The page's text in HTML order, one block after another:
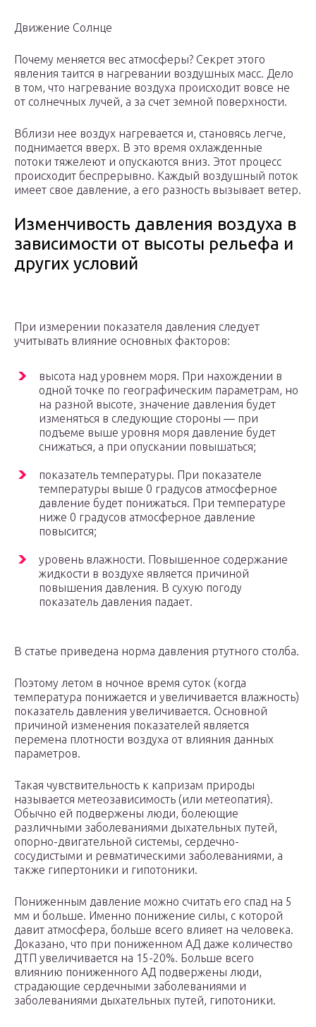
Движение Солнце
Почему меняется вес атмосферы? Секрет этого
явления таится в нагревании воздушных масс. Дело
в том, что нагревание воздуха происходит вовсе не
от солнечных лучей, а за счет земной поверхности.
Вблизи нее воздух нагревается и, становясь легче,
поднимается вверх. В это время охлажденные
потоки тяжелеют и опускаются вниз. Этот процесс
происходит беспрерывно. Каждый воздушный поток
имеет свое давление, а его разность вызывает ветер.
Изменчивость давления воздуха в
зависимости от высоты рельефа и
других условий
При измерении показателя давления следует
учитывать влияние основных факторов:
высота над уровнем моря. При нахождении в
одной точке по географическим параметрам, но
на разной высоте, значение давления будет
изменяться в следующие стороны — при
подъеме выше уровня моря давление будет
снижаться, а при опускании повышаться;
показатель температуры. При показателе
температуры выше 0 градусов атмосферное
давление будет понижаться. При температуре
ниже 0 градусов атмосферное давление
повысится;
уровень влажности. Повышенное содержание
жидкости в воздухе является причиной
повышения давления. В сухую погоду
показатель давления падает.
В статье приведена норма давления ртутного столба.
Поэтому летом в ночное время суток (когда
температура понижается и увеличивается влажность)
показатель давления увеличивается. Основной
причиной изменения показателей является
перемена плотности воздуха от влияния данных
параметров.
Такая чувствительность к капризам природы
называется метеозависимость (или метеопатия).
Обычно ей подвержены люди, болеющие
различными заболеваниями дыхательных путей,
опорно-двигательной системы, сердечно-
сосудистыми и ревматическими заболеваниями, а
также гипертоники и гипотоники.
Пониженным давление можно считать его спад на 5
мм и больше. Именно понижение силы, с которой
давит атмосфера, больше всего влияет на человека.
Доказано, что при пониженном АД даже количество
ДТП увеличивается на 15-20%. Больше всего
влиянию пониженного АД подвержены люди,
страдающие сердечными заболеваниями и
заболеваниями дыхательных путей, гипотоники.